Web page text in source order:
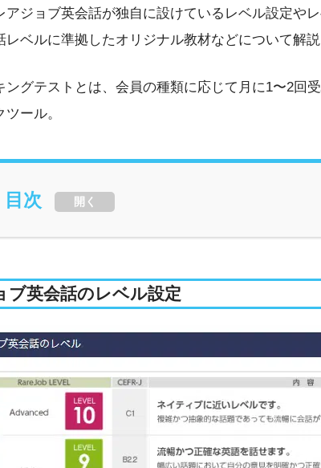
アジョブ英会話が独自に設けているレベル設定や
レベルに準拠したオリジナル教材などについて解説
グテストとは、会員の種類に応じて月に1〜2回
ール。
目次 開く
ブ英会話のレベル設定